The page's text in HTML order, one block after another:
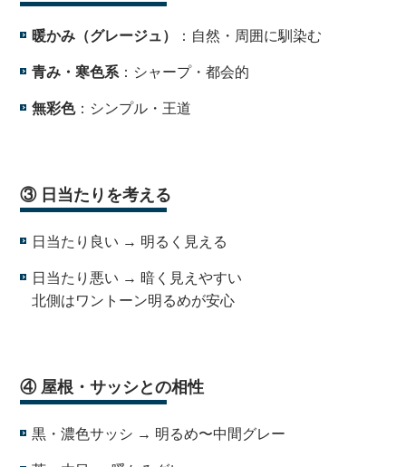
暖かみ（グレージュ） ：自然・周囲に馴染む
青み・寒色系 ：シャープ・都会的
無彩色：シンプル・王道
③ 日当たりを考える
日当たり良い → 明るく見える
日当たり悪い → 暗く見えやすい
北側はワントーン明るめが安心
④ 屋根・サッシとの相性
黒・濃色サッシ → 明るめ〜中間グレー